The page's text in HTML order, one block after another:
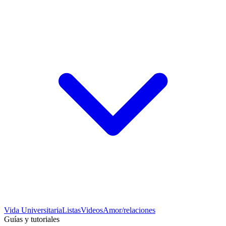
Vida UniversitariaListasVideosAmor/relaciones
Guías y tutoriales